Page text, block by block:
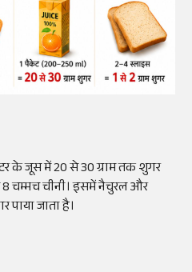
के जूस में 20 से 30 ग्राम तक शुगर
चम्मच चीनी। इसमें नैचुरल और
पाया जाता है।